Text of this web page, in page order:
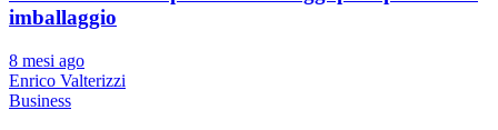
imballaggio
8 mesi ago
Enrico Valterizzi
Business